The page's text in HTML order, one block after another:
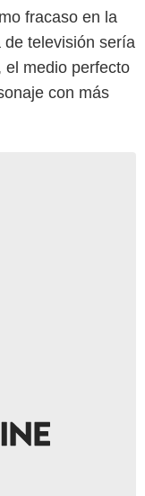
fracaso en la
de televisión sería
el medio perfecto
con más